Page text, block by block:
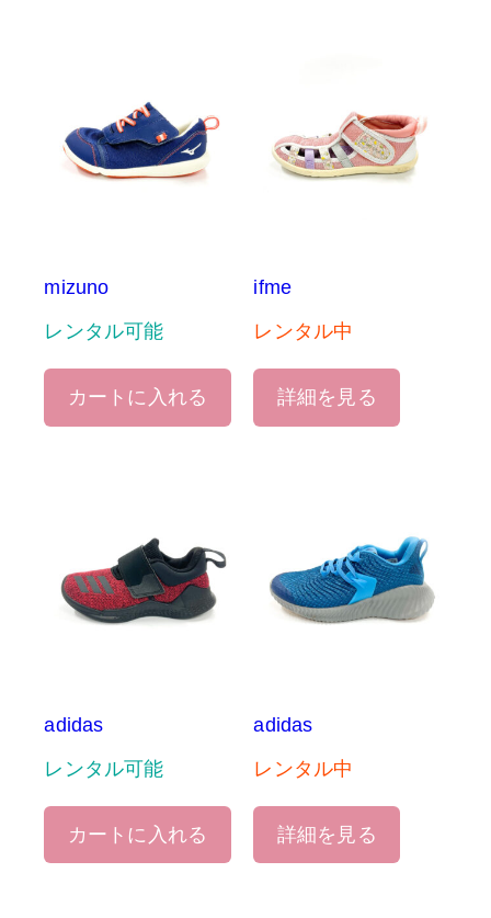
mizuno
レンタル可能
カートに入れる
ifme
レンタル中
詳細を見る
adidas
レンタル可能
カートに入れる
adidas
レンタル中
詳細を見る